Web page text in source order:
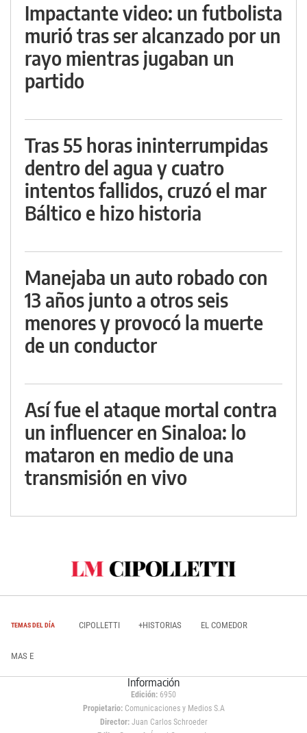
Impactante video: un futbolista
murió tras ser alcanzado por un
rayo mientras jugaban un
partido
Tras 55 horas ininterrumpidas
dentro del agua y cuatro
intentos fallidos, cruzó el mar
Báltico e hizo historia
Manejaba un auto robado con
13 años junto a otros seis
menores y provocó la muerte
de un conductor
Así fue el ataque mortal contra
un influencer en Sinaloa: lo
mataron en medio de una
transmisión en vivo
TEMAS DEL DÍA CIPOLLETTI +HISTORIAS EL COMEDOR
MAS E
Información
Edición: 6950
Propietario:Comunicaciones y Medios S.A
Director: Juan Carlos Schroeder